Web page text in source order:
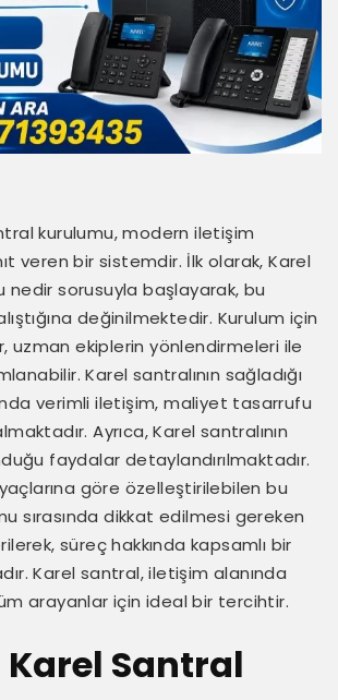
kurulumu, modern iletişim
veren bir sistemdir. İlk olarak, Karel
nedir sorusuyla başlayarak, bu
değinilmektedir. Kurulum için
uzman ekiplerin yönlendirmeleri ile
Karel santralının sağladığı
verimli iletişim, maliyet tasarrufu
Ayrıca, Karel santralının
faydalar detaylandırılmaktadır.
göre özelleştirilebilen bu
sırasında dikkat edilmesi gereken
süreç hakkında kapsamlı bir
Karel santral, iletişim alanında
arayanlar için ideal bir tercihtir.
Santral